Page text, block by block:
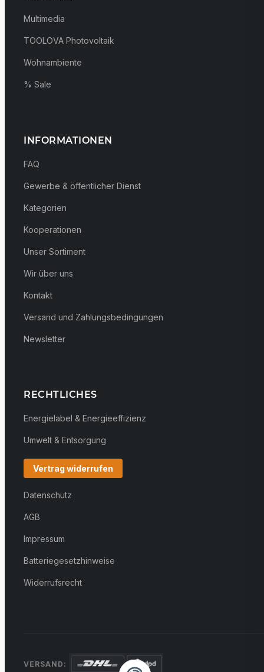
Multimedia
TOOLOVA Photovoltaik
Wohnambiente
% Sale
INFORMATIONEN
FAQ
Gewerbe & öffentlicher Dienst
Kategorien
Kooperationen
Unser Sortiment
Wir über uns
Kontakt
Versand und Zahlungsbedingungen
Newsletter
RECHTLICHES
Energielabel & Energieeffizienz
Umwelt & Entsorgung
Vertrag widerrufen
Datenschutz
AGB
Impressum
Batteriegesetzhinweise
Widerrufsrecht
VERSAND: